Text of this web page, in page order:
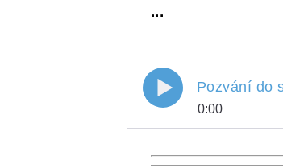
...
Pozvání do
0:00
skupiny